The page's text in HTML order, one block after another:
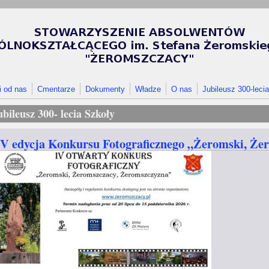
od nas Cmentarze Dokumenty Władze O nas Jubileusz 300-lecia
300- lecia Szkoły
edycja Konkursu Fotograficznego „Żeromski,